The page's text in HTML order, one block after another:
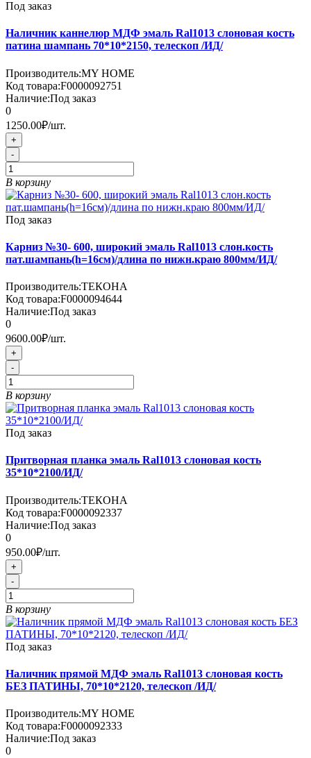
Под заказ
Наличник каннелюр МДФ эмаль Ral1013 слоновая кость
патина шампань 70*10*2150, телескоп /ИД/
Производитель:MY HOME
Код товара:F0000092751
Наличие:Под заказ
0
1250.00₽/шт.
+
-
В корзину
Под заказ
Карниз №30- 600, широкий эмаль Ral1013 слон.кость
пат.шампань(h=16см)/длина по нижн.краю 800мм/ИД/
Производитель:ТЕКОНА
Код товара:F0000094644
Наличие:Под заказ
0
9600.00₽/шт.
+
-
В корзину
Под заказ
Притворная планка эмаль Ral1013 слоновая кость
35*10*2100/ИД/
Производитель:ТЕКОНА
Код товара:F0000092337
Наличие:Под заказ
0
950.00₽/шт.
+
-
В корзину
Под заказ
Наличник прямой МДФ эмаль Ral1013 слоновая кость
БЕЗ ПАТИНЫ, 70*10*2120, телескоп /ИД/
Производитель:MY HOME
Код товара:F0000092333
Наличие:Под заказ
0